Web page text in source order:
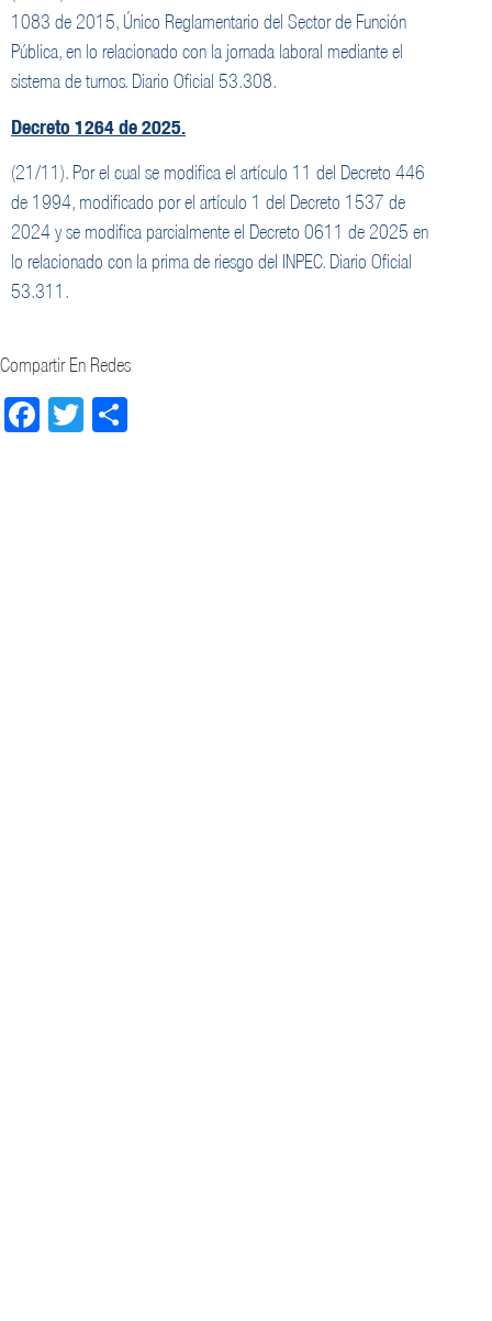
1083 de 2015, Único Reglamentario del Sector de Función
Pública, en lo relacionado con la jornada laboral mediante el
sistema de turnos. Diario Oficial 53.308.
Decreto 1264 de 2025.
(21/11). Por el cual se modifica el artículo 11 del Decreto 446
de 1994, modificado por el artículo 1 del Decreto 1537 de
2024 y se modifica parcialmente el Decreto 0611 de 2025 en
lo relacionado con la prima de riesgo deI INPEC. Diario Oficial
53.311.
Compartir En Redes
Facebook
Twitter